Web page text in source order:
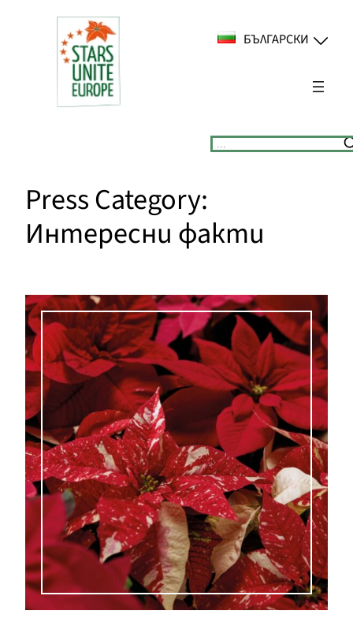
съдържанието
БЪЛГАРСКИ
Suchen
Press Category:
Интересни факти